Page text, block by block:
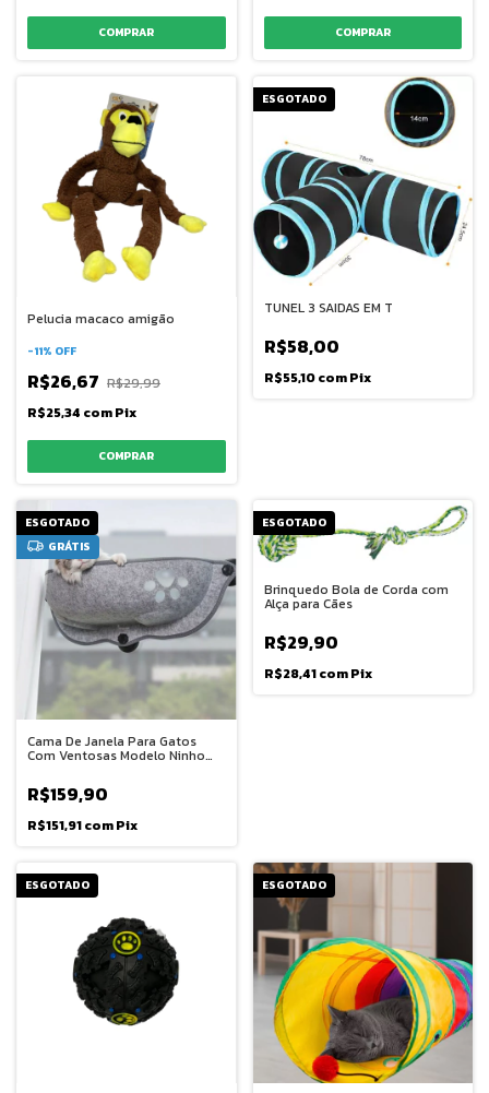
Pelucia macaco amigão
-11% OFF
R$26,67 R$29,99
R$25,34 comPix
ESGOTADO
TUNEL 3 SAIDAS EM T
R$58,00
R$55,10comPix
ESGOTADO
GRÁTIS
Cama De Janela Para Gatos
Com Ventosas Modelo Ninho
R$159,90
R$151,91comPix
ESGOTADO
Brinquedo Bola de Corda com
Alça para Cães
R$29,90
R$28,41comPix
ESGOTADO ESGOTADO